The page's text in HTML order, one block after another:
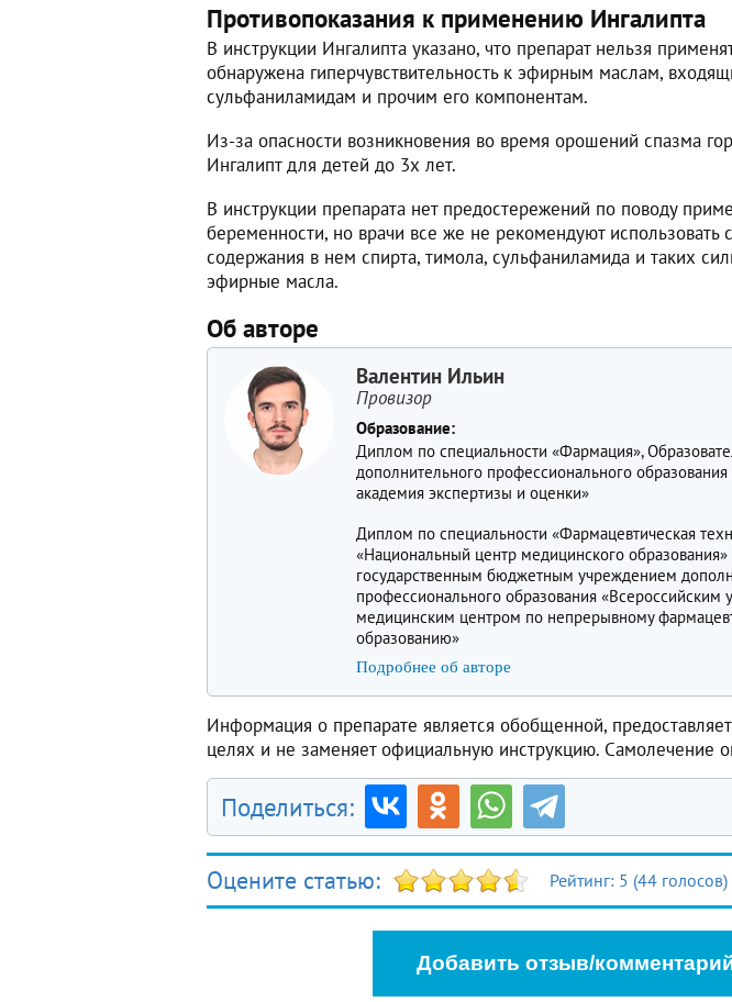
Противопоказания к применению Ингалипта
В инструкции Ингалипта указано, что препарат нельзя
обнаружена гиперчувствительность к эфирным маслам,
сульфаниламидам и прочим его компонентам.
Из-за опасности возникновения во время орошений спазма
Ингалипт для детей до 3х лет.
В инструкции препарата нет предостережений по поводу
беременности, но врачи все же не рекомендуют использовать
содержания в нем спирта, тимола, сульфаниламида и таких
эфирные масла.
Об авторе
Валентин Ильин
Провизор
Образование:
Диплом по специальности «Фармация»,
дополнительного профессионального
академия экспертизы и оценки»
Диплом по специальности «Фармацевтическая
«Национальный центр медицинского
государственным бюджетным учреждением
профессионального образования «Всероссийским
медицинским центром по непрерывному
образованию»
Подробнее об авторе
Информация о препарате является обобщенной,
целях и не заменяет официальную инструкцию. Самолечение
Поделиться:
Оцените статью: Рейтинг: 5 (44 голосов)
Добавить отзыв/